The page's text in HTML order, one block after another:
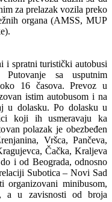
za prelazak vozila preko
organa (AMSS, MUP
i spratni turistički autobusi
sa usputnim
16 časova. Prevoz u
istim autobusom i na
u dolasku. Po dolasku u
koji ih usmeravaju ka
polazak je obezbeđen
Vršca, Pančeva,
Čačka, Kraljeva
i od Beograda, odnosno
Subotica – Novi Sad
minibusom,
a u zavisnosti od broja